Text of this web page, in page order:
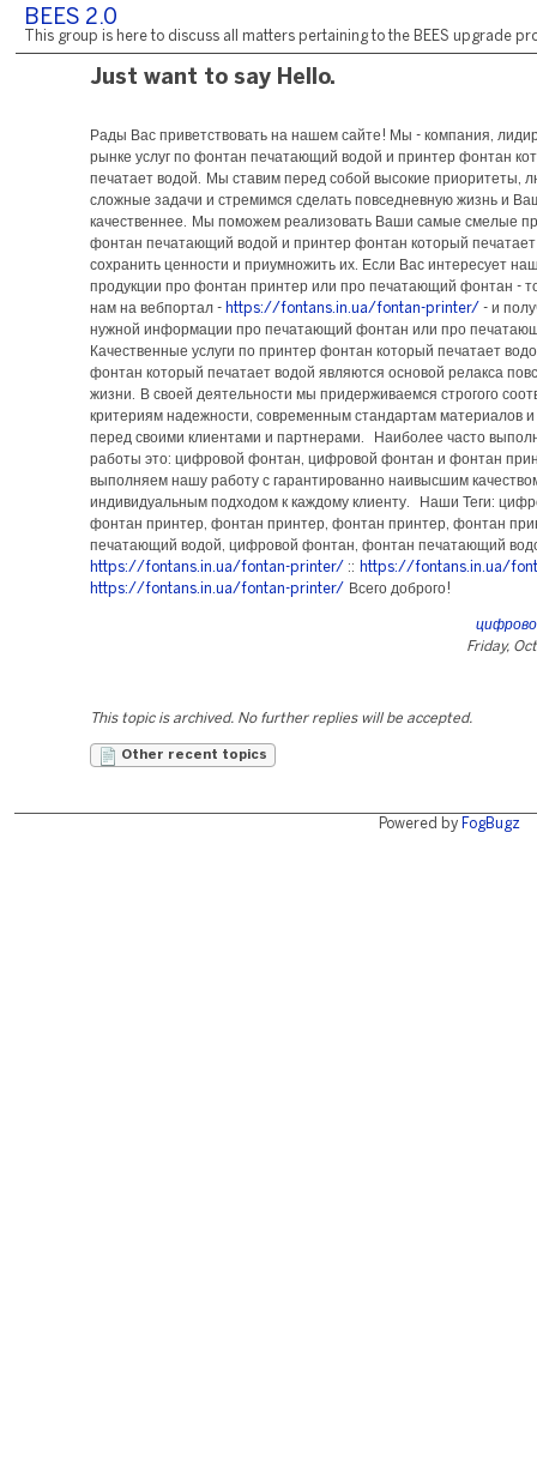
BEES 2.0
This group is here to discuss all matters pertaining to the BEES upgrade
Just want to say Hello.
Рады Вас приветствовать на нашем сайте! Мы - компания,
рынке услуг по фонтан печатающий водой и принтер фонтан
печатает водой. Мы ставим перед собой высокие приоритеты,
сложные задачи и стремимся сделать повседневную жизнь и
качественнее. Мы поможем реализовать Ваши самые смелые
фонтан печатающий водой и принтер фонтан который печатает
сохранить ценности и приумножить их. Если Вас интересует
продукции про фонтан принтер или про печатающий фонтан -
нам на вебпортал - https://fontans.in.ua/fontan-printer/ - и
нужной информации про печатающий фонтан или про
Качественные услуги по принтер фонтан который печатает
фонтан который печатает водой являются основой релакса
жизни. В своей деятельности мы придерживаемся строгого
критериям надежности, современным стандартам материалов и
перед своими клиентами и партнерами. Наиболее часто
работы это: цифровой фонтан, цифровой фонтан и фонтан
выполняем нашу работу с гарантированно наивысшим
индивидуальным подходом к каждому клиенту. Наши Теги:
фонтан принтер, фонтан принтер, фонтан принтер, фонтан
печатающий водой, цифровой фонтан, фонтан печатающий
https://fontans.in.ua/fontan-printer/ ::
https://fontans.in.ua/
https://fontans.in.ua/fontan-printer/ Всего доброго!
Friday,
This topic is archived. No further replies will be accepted.
Other recent topics
Powered by FogBugz